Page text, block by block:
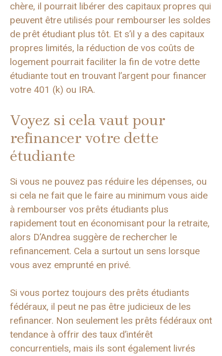
chère, il pourrait libérer des capitaux propres qui
peuvent être utilisés pour rembourser les soldes
de prêt étudiant plus tôt. Et s’il y a des capitaux
propres limités, la réduction de vos coûts de
logement pourrait faciliter la fin de votre dette
étudiante tout en trouvant l’argent pour financer
votre 401 (k) ou IRA.
Voyez si cela vaut pour
refinancer votre dette
étudiante
Si vous ne pouvez pas réduire les dépenses, ou
si cela ne fait que le faire au minimum vous aide
à rembourser vos prêts étudiants plus
rapidement tout en économisant pour la retraite,
alors D’Andrea suggère de rechercher le
refinancement. Cela a surtout un sens lorsque
vous avez emprunté en privé.
Si vous portez toujours des prêts étudiants
fédéraux, il peut ne pas être judicieux de les
refinancer. Non seulement les prêts fédéraux ont
tendance à offrir des taux d’intérêt
concurrentiels, mais ils sont également livrés